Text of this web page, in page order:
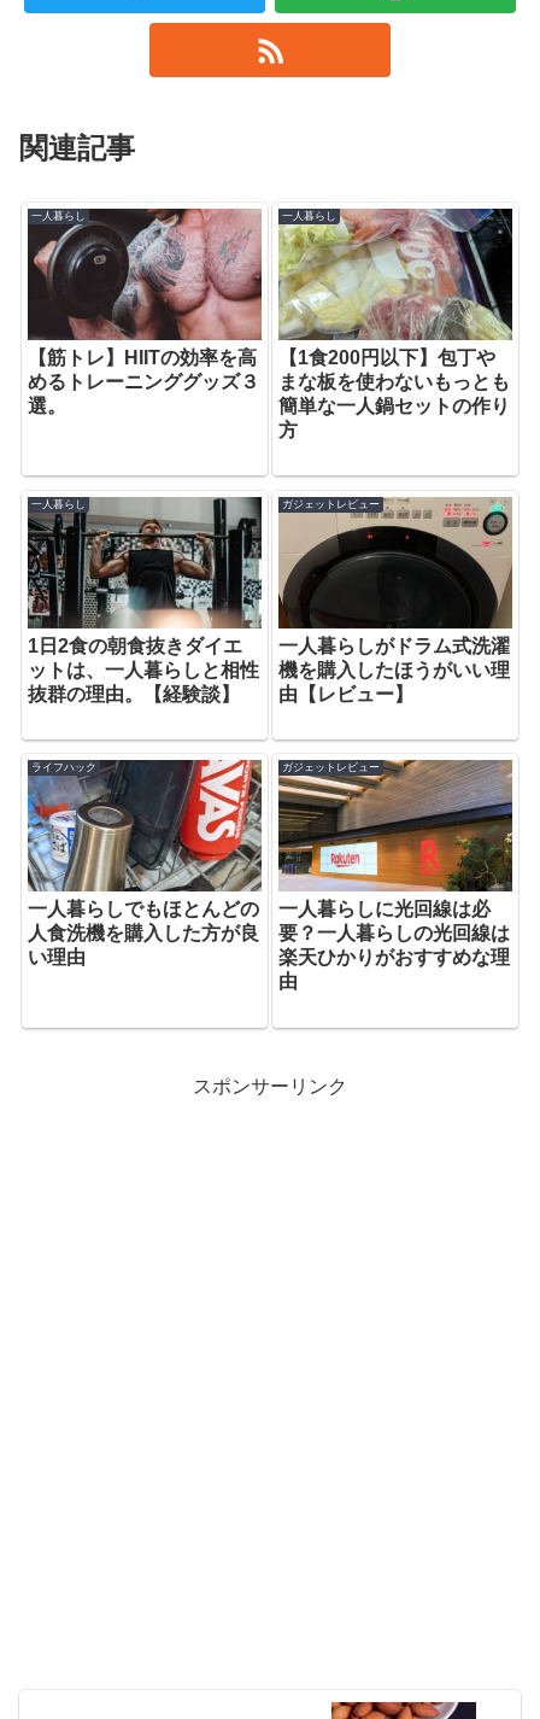
関連記事
一人暮らし
【筋トレ】HIITの効率を高
めるトレーニンググッズ３
選。
一人暮らし
【1食200円以下】包丁や
まな板を使わないもっとも
簡単な一人鍋セットの作り
方
一人暮らし
1日2食の朝食抜きダイエ
ットは、一人暮らしと相性
抜群の理由。【経験談】
ガジェットレビュー
一人暮らしがドラム式洗濯
機を購入したほうがいい理
由【レビュー】
ライフハック
一人暮らしでもほとんどの
人食洗機を購入した方が良
い理由
ガジェットレビュー
一人暮らしに光回線は必
要？一人暮らしの光回線は
楽天ひかりがおすすめな理
由
スポンサーリンク